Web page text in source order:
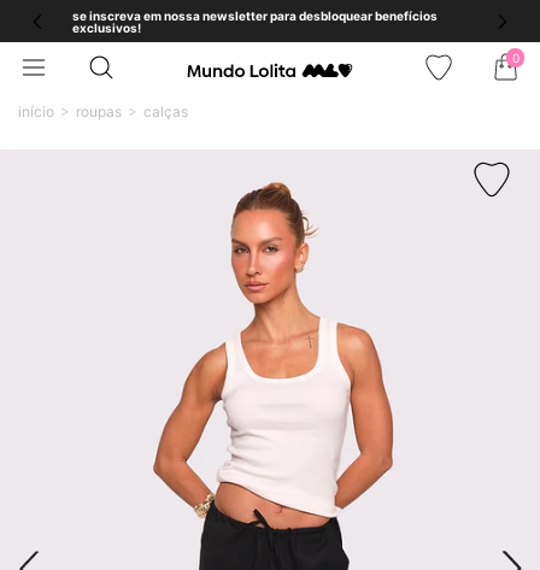
se inscreva em nossa newsletter para desbloquear benefícios
exclusivos!
0
início roupas calças